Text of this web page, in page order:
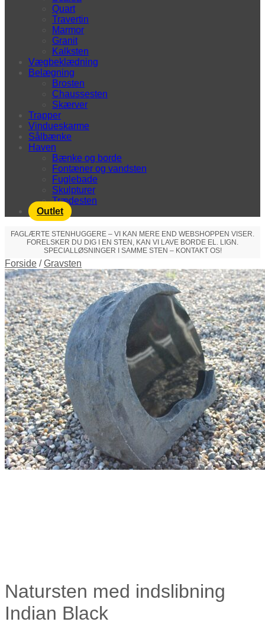
Quart
Travertin
Marmor
Granit
Kalksten
Vægbeklædning
Belægning
Brosten
Chaussesten
Skærver
Trapper
Vindueskarme
Sålbænke
Haven
Bænke og borde
Fontæner og vandsten
Fuglebade
Skulpturer
Trædesten
Outlet
FAGLÆRTE STENHUGGERE – VI KAN MERE END WEBSHOPPEN VISER.
FORELSKER DU DIG I EN STEN, KAN VI LAVE BORDE EL. LIGN.
SPECIALLØSNINGER I SAMME STEN – KONTAKT OS!
Forside / Gravsten
Natursten med indslibning
Indian Black